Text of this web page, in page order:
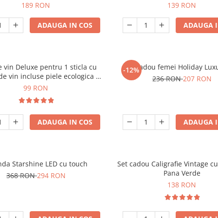
189 RON
ADAUGA IN COS
139 RON
ADAUGA
vin Deluxe pentru 1 sticla cu
vin incluse piele ecologica de
crocodil
99 RON
ADAUGA IN COS
-12%
Set cadou femei Holiday
236 RON207 RON
ADAUGA
Starshine LED cu touch
368 RON294 RON
Set cadou Caligrafie Vintage
Pana Verde
138 RON